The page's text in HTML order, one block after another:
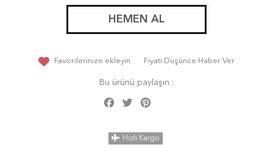
HEMEN AL
Favorilerinize ekleyin Fiyatı Düşünce Haber Ver
Bu ürünü paylaşın :
Facebook
Twitter
Hızlı Kargo